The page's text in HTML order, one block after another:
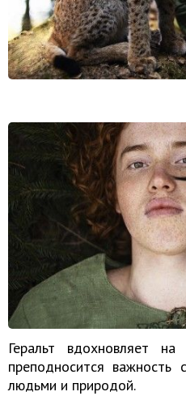
Геральт вдохновляет
преподносится
людьми и природой.